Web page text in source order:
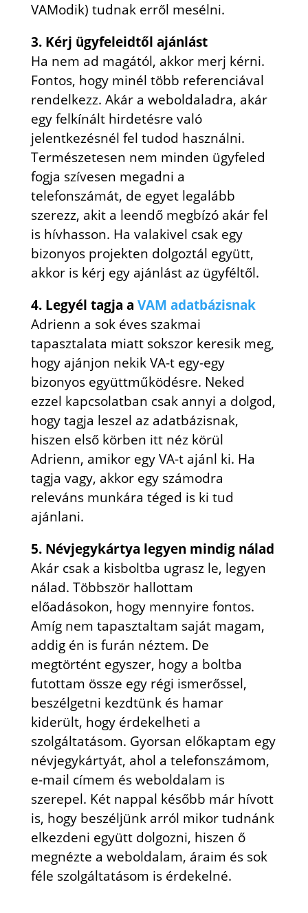
VAModik) tudnak erről mesélni.
3. Kérj ügyfeleidtől ajánlást
Ha nem ad magától, akkor merj kérni.
Fontos, hogy minél több referenciával
rendelkezz. Akár a weboldaladra, akár
egy felkínált hirdetésre való
jelentkezésnél fel tudod használni.
Természetesen nem minden ügyfeled
fogja szívesen megadni a
telefonszámát, de egyet legalább
szerezz, akit a leendő megbízó akár fel
is hívhasson. Ha valakivel csak egy
bizonyos projekten dolgoztál együtt,
akkor is kérj egy ajánlást az ügyféltől.
4. Legyél tagja a VAM adatbázisnak
Adrienn a sok éves szakmai
tapasztalata miatt sokszor keresik meg,
hogy ajánjon nekik VA-t egy-egy
bizonyos együttműködésre. Neked
ezzel kapcsolatban csak annyi a dolgod,
hogy tagja leszel az adatbázisnak,
hiszen első körben itt néz körül
Adrienn, amikor egy VA-t ajánl ki. Ha
tagja vagy, akkor egy számodra
releváns munkára téged is ki tud
ajánlani.
5. Névjegykártya legyen mindig nálad
Akár csak a kisboltba ugrasz le, legyen
nálad. Többször hallottam
előadásokon, hogy mennyire fontos.
Amíg nem tapasztaltam saját magam,
addig én is furán néztem. De
megtörtént egyszer, hogy a boltba
futottam össze egy régi ismerőssel,
beszélgetni kezdtünk és hamar
kiderült, hogy érdekelheti a
szolgáltatásom. Gyorsan előkaptam egy
névjegykártyát, ahol a telefonszámom,
e-mail címem és weboldalam is
szerepel. Két nappal később már hívott
is, hogy beszéljünk arról mikor tudnánk
elkezdeni együtt dolgozni, hiszen ő
megnézte a weboldalam, áraim és sok
féle szolgáltatásom is érdekelné.